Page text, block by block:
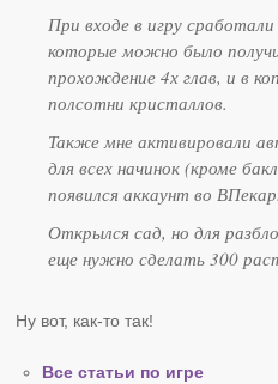
При входе в игру
которые можно было
прохождение 4х глав, и в
полсотни кристаллов.
Также мне активировали
для всех начинок (кроме
появился аккаунт во
Открылся сад, но для
еще нужно сделать 300
Ну вот, как-то так!
Все статьи по игре